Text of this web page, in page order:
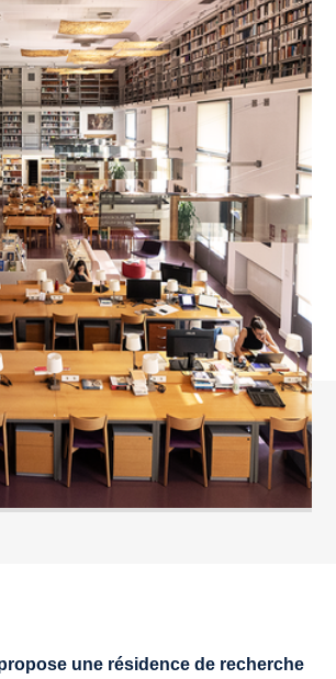
une résidence de recherche